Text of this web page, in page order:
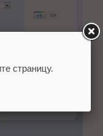
страницу.